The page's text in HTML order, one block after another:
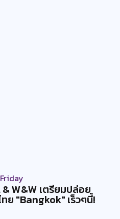
W&W เตรียมปล่อย
ย "Bangkok" เร็วๆนี้!